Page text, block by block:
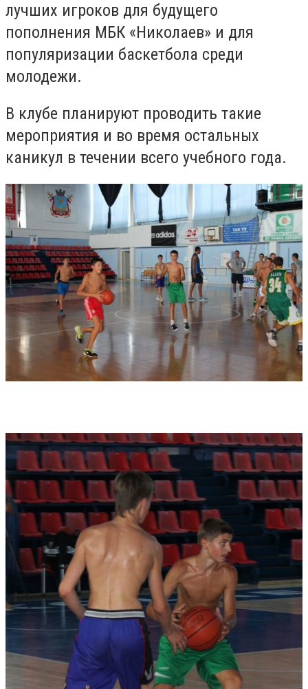
лучших игроков для будущего
пополнения МБК «Николаев» и для
популяризации баскетбола среди
молодежи.
В клубе планируют проводить такие
мероприятия и во время остальных
каникул в течении всего учебного года.